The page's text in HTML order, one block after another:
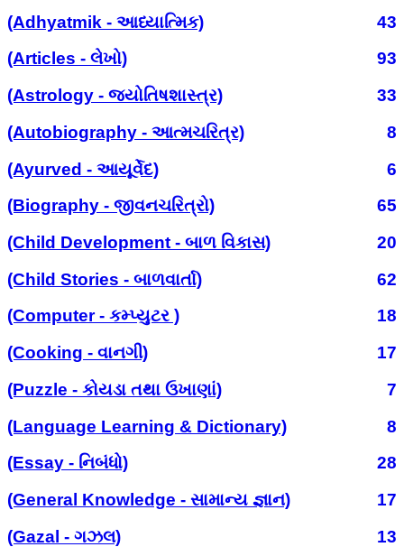
(Adhyatmik - આધ્યાત્મિક)
43
(Articles - લેખો)
93
(Astrology - જ્યોતિષશાસ્ત્ર)
33
(Autobiography - આત્મચરિત્ર)
8
(Ayurved - આયૂર્વેદ)
6
(Biography - જીવનચરિત્રો)
65
(Child Development - બાળ વિકાસ)
20
(Child Stories - બાળવાર્તા)
62
(Computer - કમ્પ્યુટર )
18
(Cooking - વાનગી)
17
(Puzzle - કોયડા તથા ઉખાણાં)
7
(Language Learning & Dictionary)
8
(Essay - નિબંધો)
28
(General Knowledge - સામાન્ય જ્ઞાન)
17
(Gazal - ગઝલ)
13